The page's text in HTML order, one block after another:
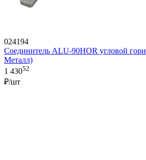
024194
Соединитель ALU-90HOR угловой
Металл)
1 43052
₽/шт